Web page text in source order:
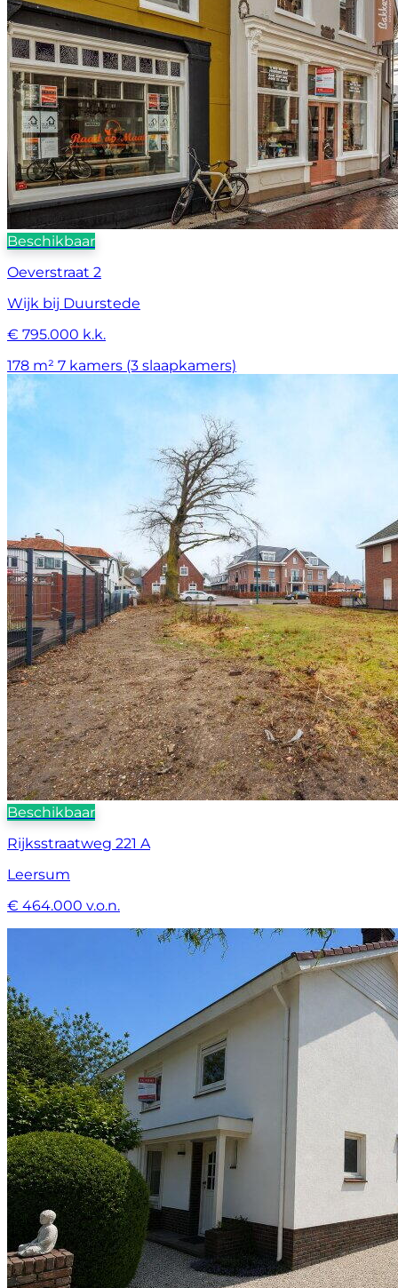
Beschikbaar
Oeverstraat 2
Wijk bij Duurstede
€ 795.000 k.k.
178 m² 7 kamers (3 slaapkamers)
Beschikbaar
Rijksstraatweg 221 A
Leersum
€ 464.000 v.o.n.